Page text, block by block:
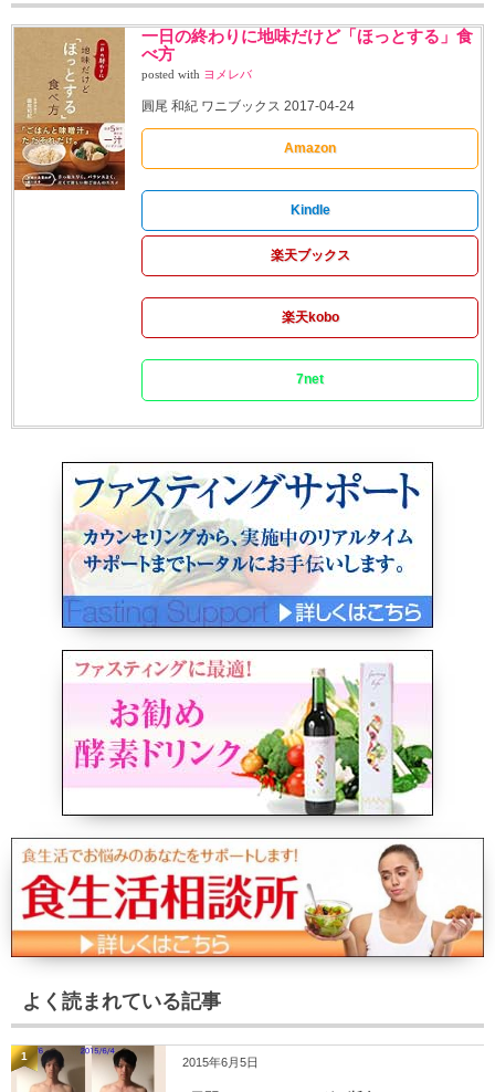
一日の終わりに地味だけど「ほっとする」食
べ方
posted with ヨメレバ
圓尾 和紀 ワニブックス 2017-04-24
Amazon
Kindle
楽天ブックス
楽天kobo
7net
よく読まれている記事
1 2015年6月5日